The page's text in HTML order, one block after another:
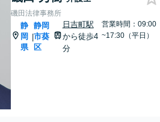
磯田法律事務所
静
岡
県
|
静岡
市葵
区
日吉町駅
から徒歩4
分
営業時間：09:00
~17:30（平日）